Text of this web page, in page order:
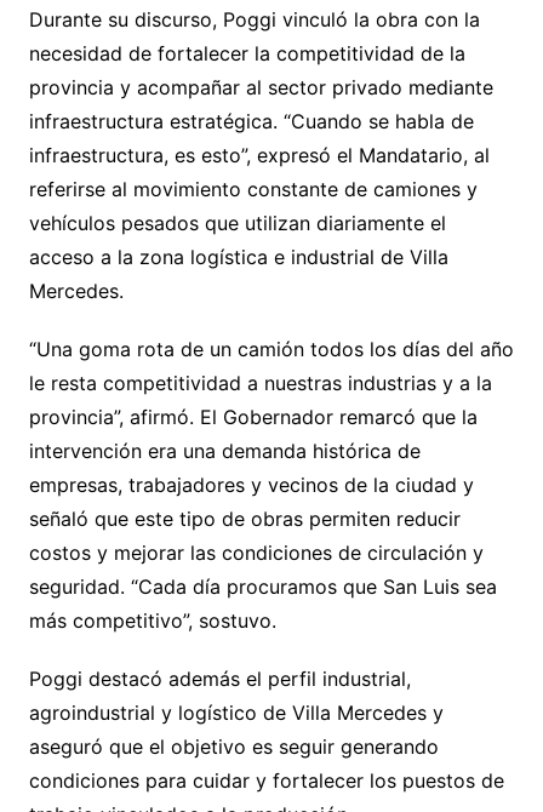
Durante su discurso, Poggi vinculó la obra con la
necesidad de fortalecer la competitividad de la
provincia y acompañar al sector privado mediante
infraestructura estratégica. “Cuando se habla de
infraestructura, es esto”, expresó el Mandatario, al
referirse al movimiento constante de camiones y
vehículos pesados que utilizan diariamente el
acceso a la zona logística e industrial de Villa
Mercedes.
“Una goma rota de un camión todos los días del año
le resta competitividad a nuestras industrias y a la
provincia”, afirmó. El Gobernador remarcó que la
intervención era una demanda histórica de
empresas, trabajadores y vecinos de la ciudad y
señaló que este tipo de obras permiten reducir
costos y mejorar las condiciones de circulación y
seguridad. “Cada día procuramos que San Luis sea
más competitivo”, sostuvo.
Poggi destacó además el perfil industrial,
agroindustrial y logístico de Villa Mercedes y
aseguró que el objetivo es seguir generando
condiciones para cuidar y fortalecer los puestos de